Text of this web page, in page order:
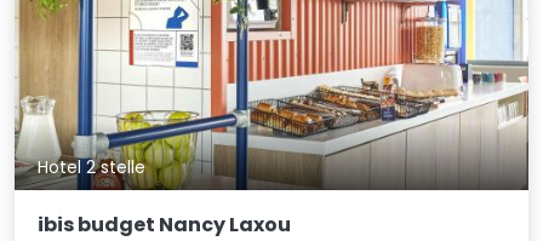
Hotel 2 stelle
ibis budget Nancy Laxou